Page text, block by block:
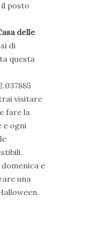
il posto
delle
di
questa
visitare
e fare la
e ogni
e
una